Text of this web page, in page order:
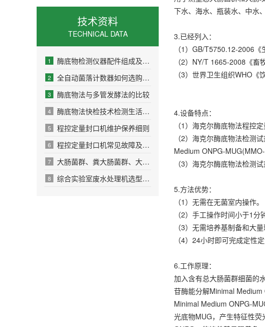
技术资料
TECHNICAL DATA
1 酶底物检测仪器配件组成及操作方法
2 全自动菌落计数器如何选购？这6点很关键
3 酶底物法与多管发酵法的比较
4 酶底物法快检技术检测生活饮用水中大肠菌群
5 程控定量封口机维护保养细则
6 程控定量封口机常见故障及解决方案
7 大肠菌群、粪大肠菌群、大肠杆菌的从属关系及介绍
8 综合实验室废水处理机选型时应考虑哪些因素？
下水、海水、瓶装水、中水
3.已经列入：
（1）GB/T5750.12-2006《
（2）NY/T 1665-2008《畜
（3）世界卫生组织WHO
4.设备特点：
（1）海克尔酶底物法程控
（2）海克尔酶底物法检测
Medium ONPG-
（3）海克尔酶底物法检测
5.方法优势：
（1）无需在无菌室内操作。
（2）手工操作时间小于1分
（3）无需培养基制备和大量
（4）24小时即可完成定性
6.工作原理：
加入含有总大肠菌群细菌
苷酶能分解Minimal
Minimal Medium ONPG-
光底物MUG，产生特征性